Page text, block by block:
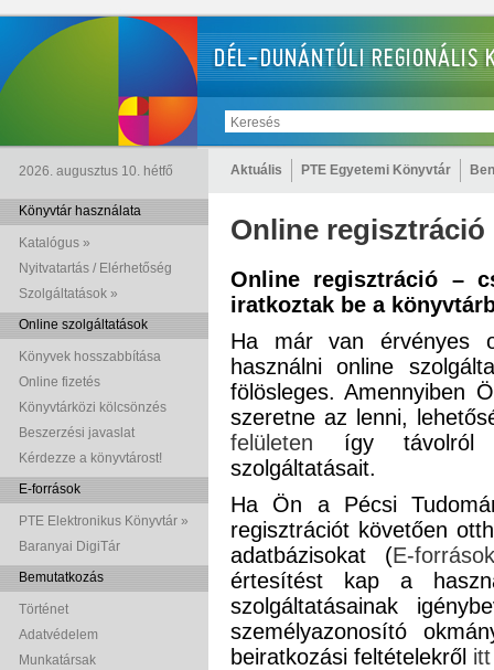
2026. augusztus 10. hétfő Aktuális PTE Egyetemi Könyvtár
Könyvtár használata
Katalógus »
Nyitvatartás / Elérhetőség
Szolgáltatások »
Online szolgáltatások
Könyvek hosszabbítása
Online fizetés
Könyvtárközi kölcsönzés
Beszerzési javaslat
Kérdezze a könyvtárost!
E-források
PTE Elektronikus Könyvtár »
Baranyai DigiTár
Bemutatkozás
Történet
Adatvédelem
Munkatársak
Online regisztráció
Online regisztráció –
iratkoztak be a
Ha már van érvényes
használni online
fölösleges. Amennyiben
szeretne az lenni,
felületen így távolról
szolgáltatásait.
Ha Ön a Pécsi
regisztrációt követően
adatbázisokat (E-
értesítést kap a
szolgáltatásainak
személyazonosító
beiratkozási feltételekről